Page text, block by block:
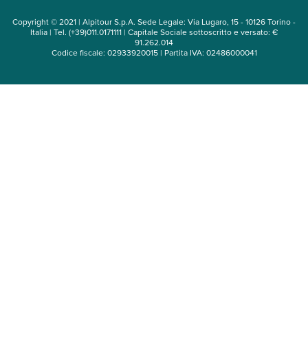
Copyright © 2021 | Alpitour S.p.A. Sede Legale: Via Lugaro, 15 - 10126 Torino -
Italia | Tel. (+39)011.0171111 | Capitale Sociale sottoscritto e versato: €
91.262.014
Codice fiscale: 02933920015 | Partita IVA: 02486000041